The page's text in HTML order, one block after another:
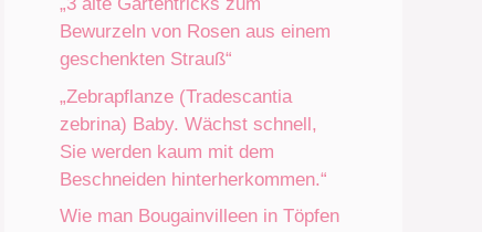
Bewurzeln von Rosen aus einem
geschenkten Strauß“
„Zebrapflanze (Tradescantia
zebrina) Baby. Wächst schnell,
Sie werden kaum mit dem
Beschneiden hinterherkommen.“
Wie man Bougainvilleen in Töpfen